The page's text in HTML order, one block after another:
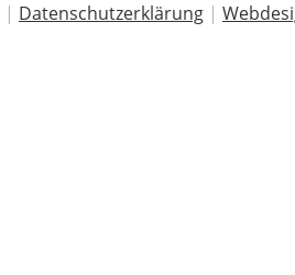
| Datenschutzerklärung |